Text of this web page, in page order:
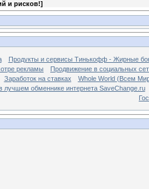
и рисков!]
Продукты и сервисы Тинькофф - Жирные
рекламы
Продвижение в социальных
Заработок на ставках
Whole World (Всем
обменнике интернета SaveChange.ru